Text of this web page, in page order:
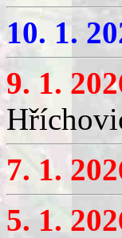
10. 1.
9. 1.
7. 1.
5. 1.